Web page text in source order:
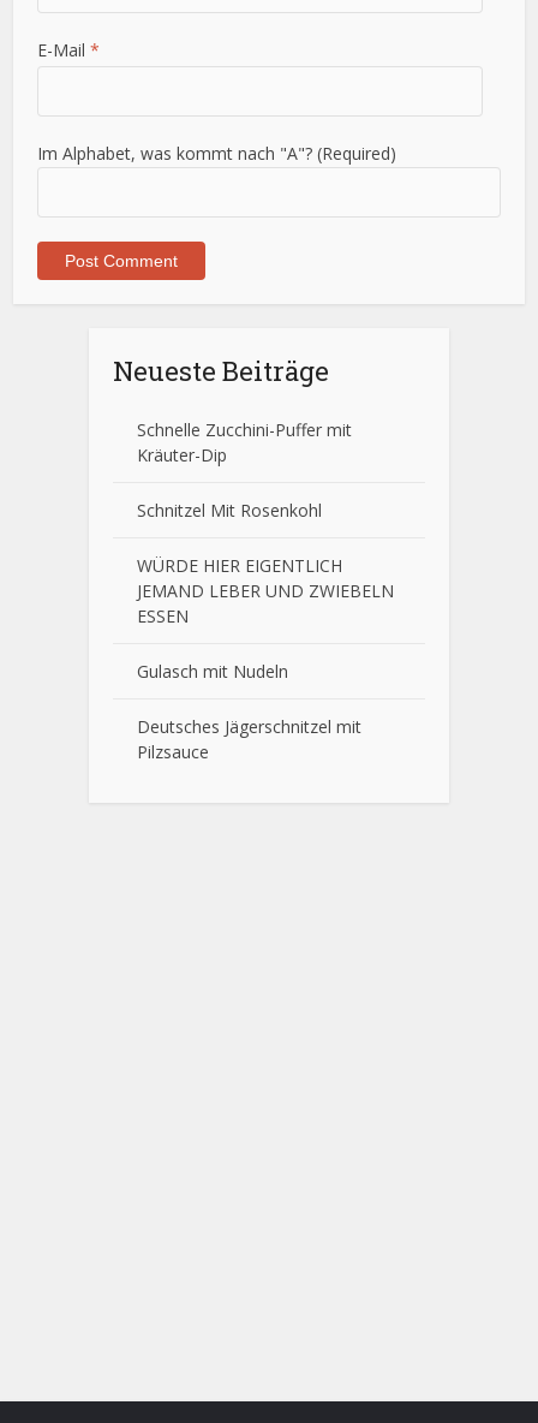
E-Mail*
Im Alphabet, was kommt nach "A"? (Required)
Neueste Beiträge
Schnelle Zucchini-Puffer mit
Kräuter-Dip
Schnitzel Mit Rosenkohl
WÜRDE HIER EIGENTLICH
JEMAND LEBER UND ZWIEBELN
ESSEN
Gulasch mit Nudeln
Deutsches Jägerschnitzel mit
Pilzsauce